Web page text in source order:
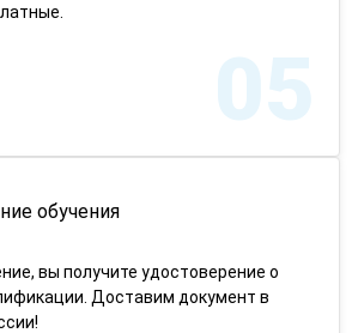
05
обучения
вы получите удостоверение о
Доставим документ в